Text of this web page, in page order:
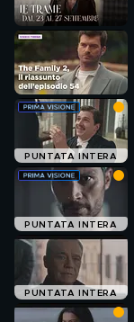
PUNTATA INTERA
PUNTATA INTERA
PUNTATA INTERA